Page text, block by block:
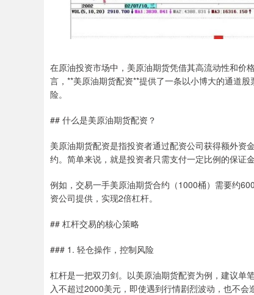
在原油投资市场中，美原油期货凭借其高流动性和价
言，**美原油期货配资**提供了一条以小博大的通道
险。
## 什么是美原油期货配资？
美原油期货配资是指投资者通过配资公司获得额外资
约。简单来说，就是投资者只需支付一定比例的保证
例如，交易一手美原油期货合约（1000桶）需要约
资公司提供，实现2倍杠杆。
## 杠杆交易的核心策略
### 1. 轻仓操作，控制风险
杠杆是一把双刃剑。以美原油期货配资为例，建议单
入不超过2000美元，即使遇到行情剧烈波动，也不会